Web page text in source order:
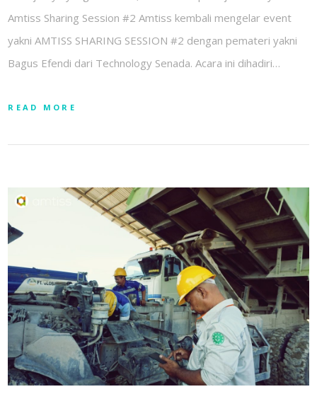
Amtiss Sharing Session #2 Amtiss kembali mengelar event
yakni AMTISS SHARING SESSION #2 dengan pemateri yakni
Bagus Efendi dari Technology Senada. Acara ini dihadiri…
READ MORE